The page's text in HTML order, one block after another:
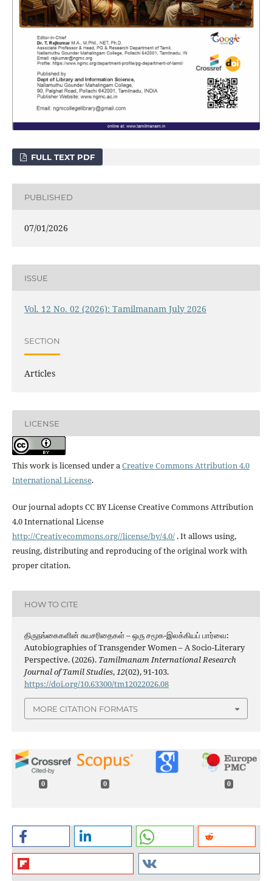
FULL TEXT PDF
PUBLISHED
07/01/2026
ISSUE
Vol. 12 No. 02 (2026): Tamilmanam July 2026
SECTION
Articles
LICENSE
This work is licensed under aCreative Commons Attribution 4.0
International License.
Our journal adopts CC BY License Creative Commons Attribution
4.0 International License
http://Creativecommons.org//license/by/4.0/. It allows using,
reusing, distributing and reproducing of the original work with
proper citation.
HOW TO CITE
திருநங்கைகளின் சுயசரிதைகள் – ஒரு சமூக-இலக்கியப் பார்வை:
Autobiographies of Transgender Women – A Socio-Literary
Perspective. (2026). Tamilmanam International Research
Journal of Tamil Studies,12(02), 91-103.
https://doi.org/10.63300/tm12022026.08
MORE CITATION FORMATS
0 0 0